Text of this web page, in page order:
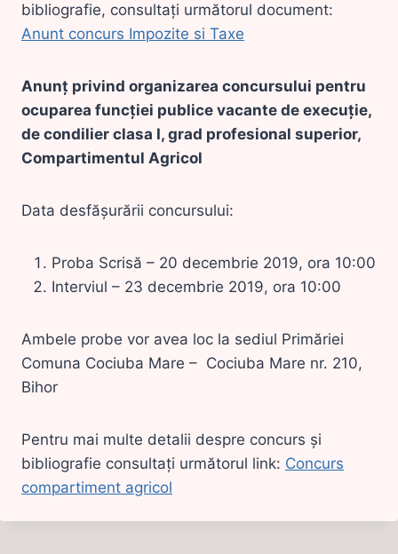
bibliografie, consultați următorul document:
Anunt concurs Impozite si Taxe
Anunț privind organizarea concursului pentru
ocuparea funcției publice vacante de execuție,
de condilier clasa I, grad profesional superior,
Compartimentul Agricol
Data desfășurării concursului:
Proba Scrisă – 20 decembrie 2019, ora 10:00
Interviul – 23 decembrie 2019, ora 10:00
Ambele probe vor avea loc la sediul Primăriei
Comuna Cociuba Mare – Cociuba Mare nr. 210,
Bihor
Pentru mai multe detalii despre concurs și
bibliografie consultați următorul link: Concurs
compartiment agricol